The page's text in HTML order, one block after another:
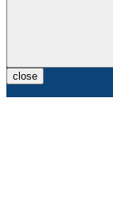
close